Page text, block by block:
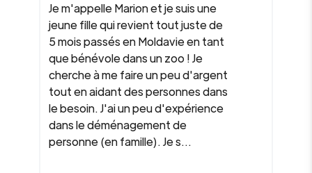
Je m'appelle Marion et je suis une
jeune fille qui revient tout juste de
5 mois passés en Moldavie en tant
que bénévole dans un zoo ! Je
cherche à me faire un peu d'argent
tout en aidant des personnes dans
le besoin. J'ai un peu d'expérience
dans le déménagement de
personne (en famille). Je s...